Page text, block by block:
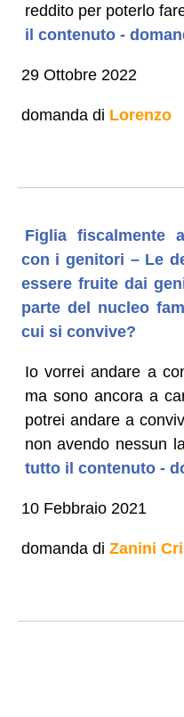
reddito per poterlo
il contenuto -
29 Ottobre 2022
domanda di Lorenzo
Figlia fiscalmente
con i genitori – Le
essere fruite dai
parte del nucleo
cui si convive?
Io vorrei andare a
ma sono ancora a
potrei andare a
non avendo nessun
tutto il contenuto -
10 Febbraio 2021
domanda di Zanini